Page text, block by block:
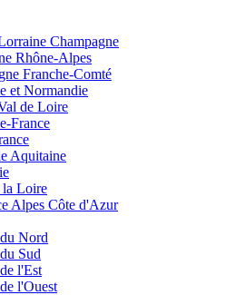
Champagne
Rhône-Alpes
Franche-Comté
et Normandie
de Loire
France
Aquitaine
la Loire
Alpes Côte d'Azur
Nord
Sud
l'Est
l'Ouest